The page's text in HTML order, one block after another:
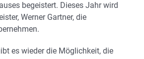
begeistert. Dieses Jahr wird
Werner Gartner, die
es wieder die Möglichkeit, die